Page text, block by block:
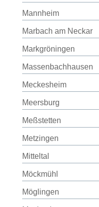
Mannheim
Marbach am Neckar
Markgröningen
Massenbachhausen
Meckesheim
Meersburg
Meßstetten
Metzingen
Mitteltal
Möckmühl
Möglingen